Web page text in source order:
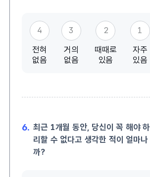
4
전혀
없음
3
거의
없음
2
때때로
있음
1
자주
있음
6. 최근 1개월 동안, 당신이 꼭 해야
리할 수 없다고 생각한 적이 얼마나
까?